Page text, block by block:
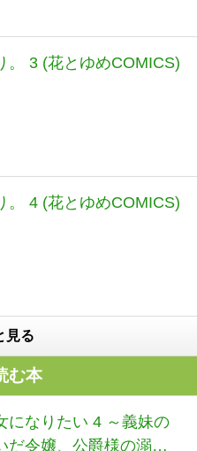
。 3 (花とゆめCOMICS)
。 4 (花とゆめCOMICS)
見る
む本
になりたい 4 ～義妹の
だ令嬢、公爵様の溺愛